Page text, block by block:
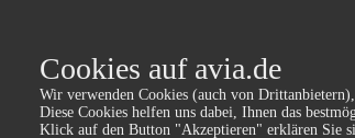
Cookies auf avia.de
Wir verwenden Cookies (auch von
Diese Cookies helfen uns dabei, Ihnen das
Klick auf den Button "Akzeptieren" erklären Sie